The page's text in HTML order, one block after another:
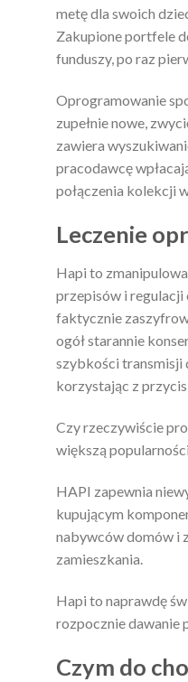
metę dla swoich
Zakupione portfele
funduszy, po raz
Oprogramowanie
zupełnie nowe,
zawiera
pracodawcę
połączenia kolekcji
Leczenie
Hapi to
przepisów i regulacji
faktycznie
ogół starannie
szybkości transmisji
korzystając z
Czy rzeczywiście
większą
HAPI zapewnia
kupującym
nabywców domów i
zamieszkania.
Hapi to naprawdę
rozpocznie dawanie
Czym do